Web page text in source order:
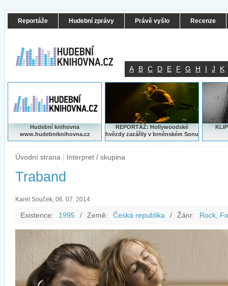
Reportáže Hudební zprávy Právě vyšlo Recenze
A B C D E F G H I J K
Hudební knihovna
www.hudebniknihovna.cz
REPORTÁŽ: Hollywoodské
hvězdy zazářily v brněnském Sonu
Úvodní strana | Interpret / skupina
Traband
Karel Souček, 06. 07. 2014
Existence: 1995 / Země: Česká republika / Žánr: Rock,